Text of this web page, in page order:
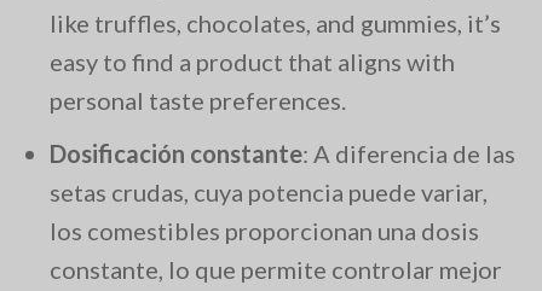
like truffles, chocolates, and gummies, it’s
easy to find a product that aligns with
personal taste preferences.
Dosificación constante: A diferencia de las
setas crudas, cuya potencia puede variar,
los comestibles proporcionan una dosis
constante, lo que permite controlar mejor